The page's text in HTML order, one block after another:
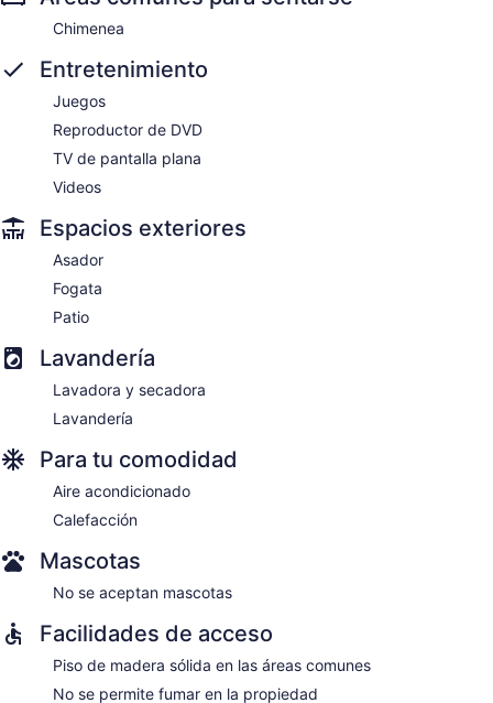
Chimenea
Entretenimiento
Juegos
Reproductor de DVD
TV de pantalla plana
Videos
Espacios exteriores
Asador
Fogata
Patio
Lavandería
Lavadora y secadora
Lavandería
Para tu comodidad
Aire acondicionado
Calefacción
Mascotas
No se aceptan mascotas
Facilidades de acceso
Piso de madera sólida en las áreas comunes
No se permite fumar en la propiedad